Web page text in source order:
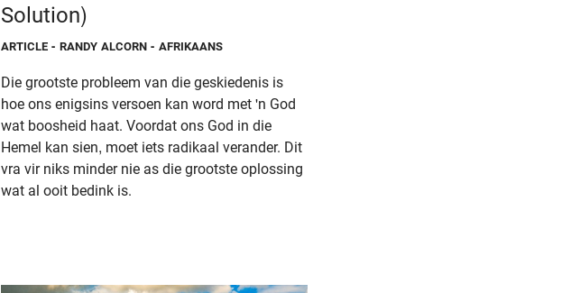
Solution)
ARTICLE - RANDY ALCORN - AFRIKAANS
Die grootste probleem van die geskiedenis is
hoe ons enigsins versoen kan word met 'n God
wat boosheid haat. Voordat ons God in die
Hemel kan sien, moet iets radikaal verander. Dit
vra vir niks minder nie as die grootste oplossing
wat al ooit bedink is.